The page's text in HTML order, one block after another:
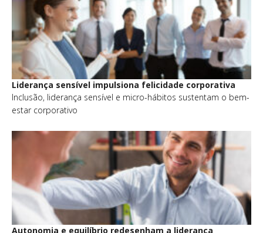
Liderança sensível impulsiona felicidade corporativa
Inclusão, liderança sensível e micro-hábitos sustentam o bem-
estar corporativo
Autonomia e equilíbrio redesenham a liderança